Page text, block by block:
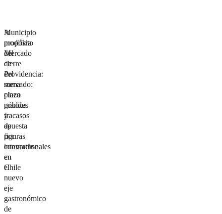
Municipio
modifica
Mercado
de
Providencia:
suma
plaza
pública
y
apuesta
por
convertirse
en
el
nuevo
eje
gastronómico
de
A
propósito
del
cierre
del
mercado:
cinco
grandes
fracasos
de
figuras
internacionales
en
Chile